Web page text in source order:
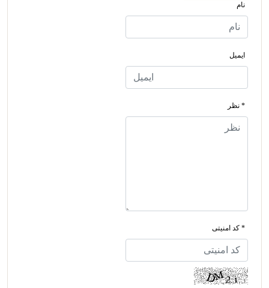
نام
ایمیل
* نظر
* کد امنیتی